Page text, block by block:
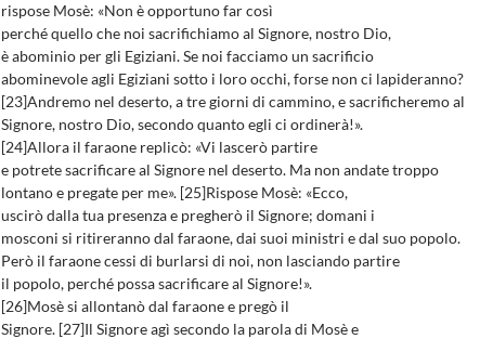
rispose Mosè: «Non è opportuno far così
perché quello che noi sacrifichiamo al Signore, nostro Dio,
è abominio per gli Egiziani. Se noi facciamo un sacrificio
abominevole agli Egiziani sotto i loro occhi, forse non ci lapideranno?
[23]Andremo nel deserto, a tre giorni di cammino, e sacrificheremo al
Signore, nostro Dio, secondo quanto egli ci ordinerà!».
[24]Allora il faraone replicò: «Vi lascerò partire
e potrete sacrificare al Signore nel deserto. Ma non andate troppo
lontano e pregate per me». [25]Rispose Mosè: «Ecco,
uscirò dalla tua presenza e pregherò il Signore; domani i
mosconi si ritireranno dal faraone, dai suoi ministri e dal suo popolo.
Però il faraone cessi di burlarsi di noi, non lasciando partire
il popolo, perché possa sacrificare al Signore!».
[26]Mosè si allontanò dal faraone e pregò il
Signore. [27]Il Signore agì secondo la parola di Mosè e